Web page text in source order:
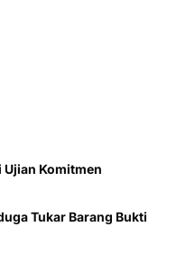
Ujian Komitmen
Tukar Barang Bukti